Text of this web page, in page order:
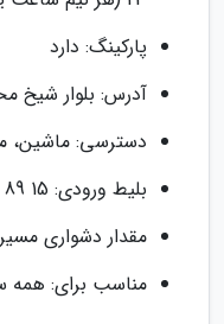
پارکینگ: دارد
آدرس: بلوار شیخ
دسترسی: ماشین،
بلیط ورودی: 15 89 درهم
مقدار دشواری
مناسب برای: همه